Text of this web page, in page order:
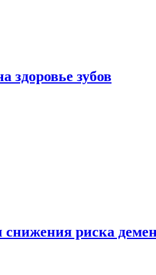
здоровье зубов
снижения риска